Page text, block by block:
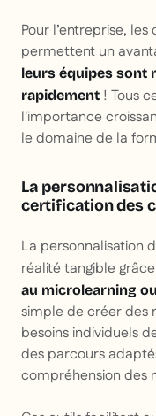
Pour l’entreprise,
permettent un
leurs équipes sont
rapidement ! Tous
l'importance
le domaine de la
La
certification des
La personnalisation
réalité tangible
au microlearning
simple de créer des
besoins individuels
des parcours
compréhension des